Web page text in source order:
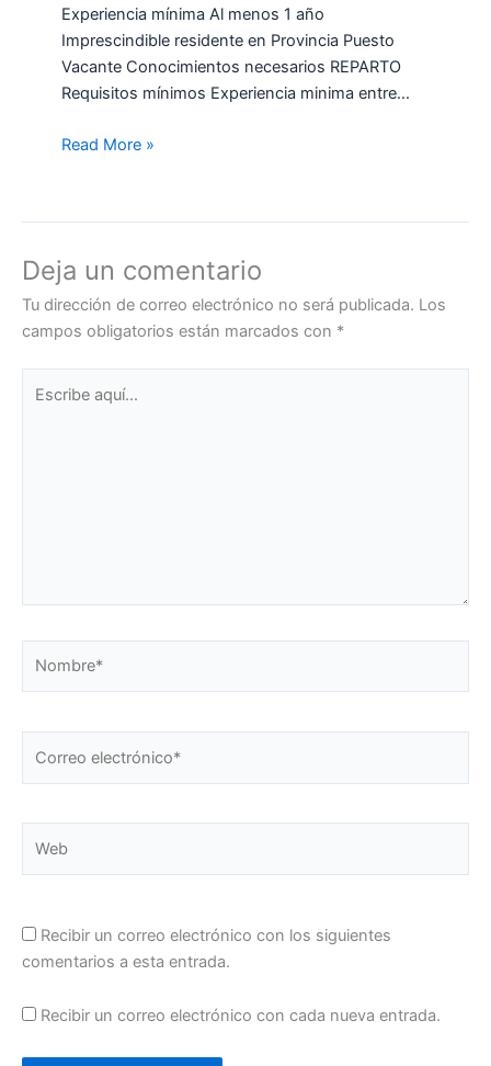
Experiencia mínima Al menos 1 año
Imprescindible residente en Provincia Puesto
Vacante Conocimientos necesarios REPARTO
Requisitos mínimos Experiencia minima entre…
Read More »
Deja un comentario
Tu dirección de correo electrónico no será publicada. Los
campos obligatorios están marcados con *
aquí...
electrónico*
Recibir un correo electrónico con los siguientes
comentarios a esta entrada.
Recibir un correo electrónico con cada nueva entrada.